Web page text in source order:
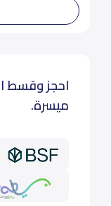
احجز وقسط
ميسرة.